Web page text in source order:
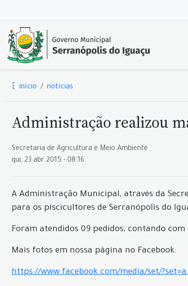
início notícias
Administração realizou
Secretaria de Agricultura e Meio Ambiente
qui, 23 abr 2015 - 08:16
A Administração Municipal, através da
para os piscicultores de Serranópolis do
Foram atendidos 09 pedidos, contando com
Mais fotos em nossa página no Facebook:
https://www.facebook.com/media/set/